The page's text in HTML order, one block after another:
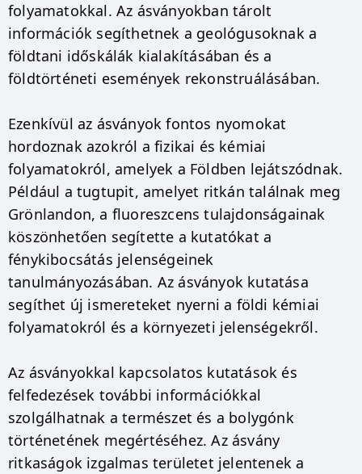
folyamatokkal. Az ásványokban tárolt
információk segíthetnek a geológusoknak a
földtani időskálák kialakításában és a
földtörténeti események rekonstruálásában.
Ezenkívül az ásványok fontos nyomokat
hordoznak azokról a fizikai és kémiai
folyamatokról, amelyek a Földben lejátszódnak.
Például a tugtupit, amelyet ritkán találnak meg
Grönlandon, a fluoreszcens tulajdonságainak
köszönhetően segítette a kutatókat a
fénykibocsátás jelenségeinek
tanulmányozásában. Az ásványok kutatása
segíthet új ismereteket nyerni a földi kémiai
folyamatokról és a környezeti jelenségekről.
Az ásványokkal kapcsolatos kutatások és
felfedezések további információkkal
szolgálhatnak a természet és a bolygónk
történetének megértéséhez. Az ásvány
ritkaságok izgalmas területet jelentenek a